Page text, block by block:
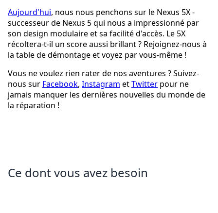
Aujourd'hui, nous nous penchons sur le Nexus 5X -
successeur de Nexus 5 qui nous a impressionné par
son design modulaire et sa facilité d'accès. Le 5X
récoltera-t-il un score aussi brillant ? Rejoignez-nous à
la table de démontage et voyez par vous-même !
Vous ne voulez rien rater de nos aventures ? Suivez-
nous sur Facebook, Instagram etTwitter pour ne
jamais manquer les dernières nouvelles du monde de
la réparation !
Ce dont vous avez besoin